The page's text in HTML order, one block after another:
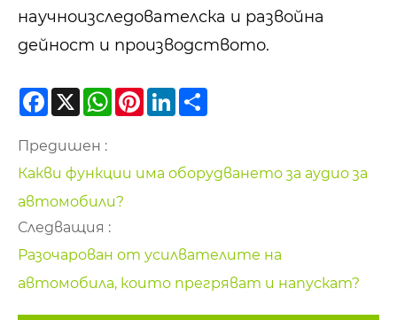
научноизследователска и развойна
дейност и производството.
Facebook
X WhatsApp
PinterestLinkedIn
Предишен :
Какви функции има оборудването за аудио за
автомобили?
Следващия :
Разочарован от усилвателите на
автомобила, които прегряват и напускат?